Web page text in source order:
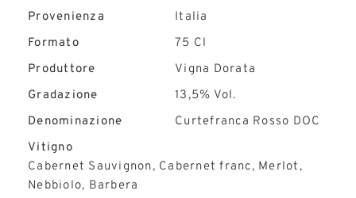
Provenienza
Italia
Formato
75 Cl
Produttore
Vigna Dorata
Gradazione
13,5% Vol.
Denominazione
Curtefranca Rosso DOC
Vitigno
Cabernet Sauvignon, Cabernet franc, Merlot,
Nebbiolo, Barbera